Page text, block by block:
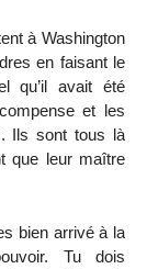
à Washington
en faisant le
qu’il avait été
et les
Ils sont tous là
que leur maître
bien arrivé à la
Tu dois